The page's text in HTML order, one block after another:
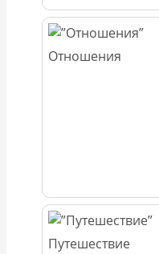
Отношения
Путешествие